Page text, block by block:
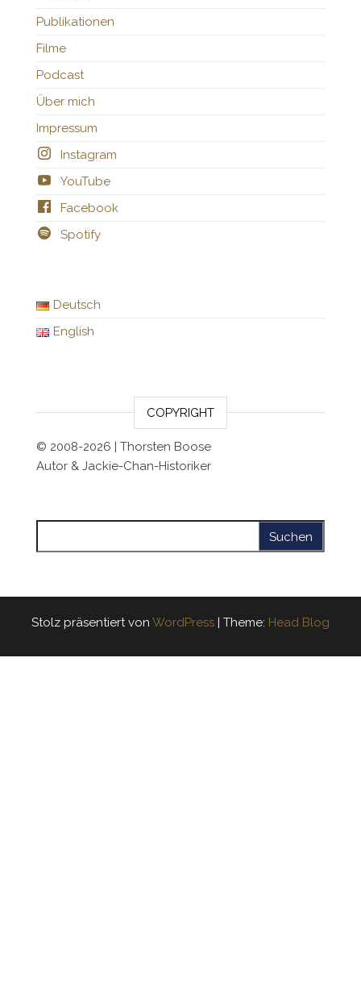
Publikationen
Filme
Podcast
Über mich
Impressum
Instagram
YouTube
Facebook
Spotify
Deutsch
English
COPYRIGHT
© 2008-2026 | Thorsten Boose
Autor & Jackie-Chan-Historiker
Stolz präsentiert von WordPress | Theme: Head Blog